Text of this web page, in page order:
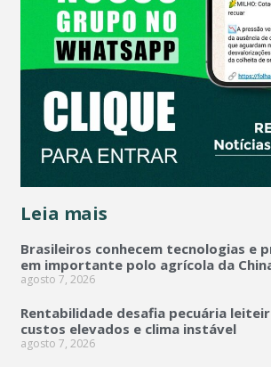
Leia mais
Brasileiros conhecem tecnologias e
em importante polo agrícola da
agosto 7, 2026
Rentabilidade desafia pecuária
custos elevados e clima instável
agosto 7, 2026